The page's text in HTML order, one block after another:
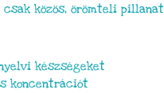
csak közös, örömteli
készségeket
koncentrációt